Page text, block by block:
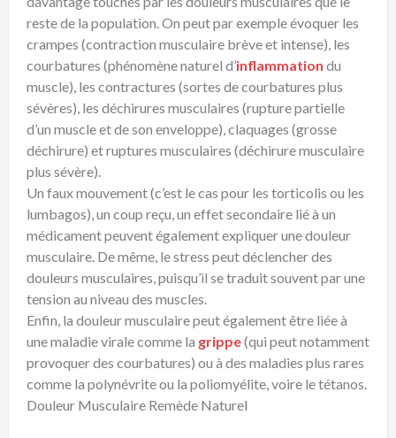
reste de la population. On peut par exemple évoquer les
crampes (contraction musculaire brève et intense), les
courbatures (phénomène naturel d’inflammation du
muscle), les contractures (sortes de courbatures plus
sévères), les déchirures musculaires (rupture partielle
d’un muscle et de son enveloppe), claquages (grosse
déchirure) et ruptures musculaires (déchirure musculaire
plus sévère).
Un faux mouvement (c’est le cas pour les torticolis ou les
lumbagos), un coup reçu, un effet secondaire lié à un
médicament peuvent également expliquer une douleur
musculaire. De même, le stress peut déclencher des
douleurs musculaires, puisqu’il se traduit souvent par une
tension au niveau des muscles.
Enfin, la douleur musculaire peut également être liée à
une maladie virale comme la grippe(qui peut notamment
provoquer des courbatures) ou à des maladies plus rares
comme la polynévrite ou la poliomyélite, voire le tétanos.
Douleur Musculaire Remède Naturel